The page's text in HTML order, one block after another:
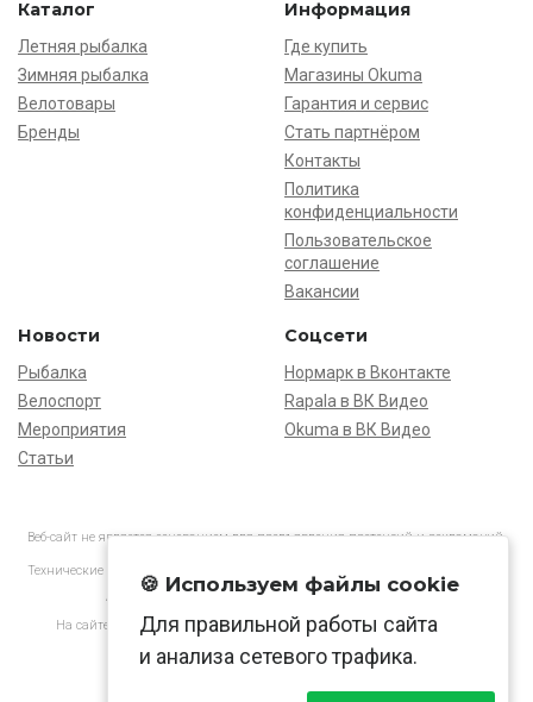
Каталог
Летняя рыбалка
Зимняя рыбалка
Велотовары
Бренды
Информация
Где купить
Магазины Okuma
Гарантия и сервис
Стать партнёром
Контакты
Политика
конфиденциальности
Пользовательское
соглашение
Вакансии
Новости
Рыбалка
Велоспорт
Мероприятия
Статьи
Соцсети
Нормарк в Вконтакте
Rapala в ВК Видео
Okuma в ВК Видео
Веб-сайт не является основанием для предъявления претензий и рекламаций,
Технические характеристики товаров могут отличаться от указанных на сайте.
АО «Нормарк» ИНН 7728172512 ОГРН 1037739603505
На сайте применяютсярекомендательные технологиив соответствии
🍪 Используем файлы cookie
Для правильной работы сайта
и анализа сетевого трафика.